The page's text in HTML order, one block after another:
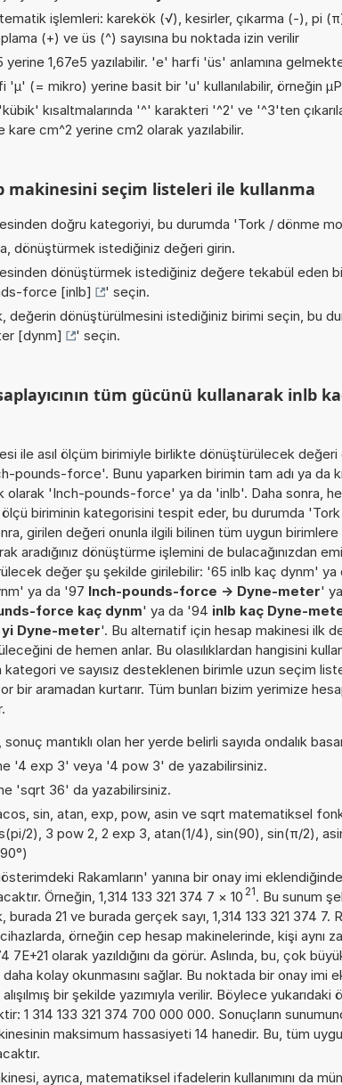
işlemleri: karekök (√), kesirler, çıkarma (-), pi
(+) ve üs (^) sayısına bu noktada izin verilir
yerine 1,67e5 yazılabilir. 'e' harfi 'üs' anlamına
'µ' (= mikro) yerine basit bir 'u' kullanılabilir, örneğin
kısaltmalarında '^' karakteri '^2' ve '^3'ten
kare cm^2 yerine cm2 olarak yazılabilir.
makinesini seçim listeleri ile kullanma
doğru kategoriyi, bu durumda 'Tork / dönme
dönüştürmek istediğiniz değeri girin.
dönüştürmek istediğiniz değere tekabül eden
force [inlb]
' seçin.
değerin dönüştürülmesini istediğiniz birimi seçin, bu
[dynm]
' seçin.
tüm gücünü kullanarak inlb
ile asıl ölçüm birimiyle birlikte dönüştürülecek
pounds-force'. Bunu yaparken birimin tam adı ya da
olarak 'Inch-pounds-force' ya da 'inlb'. Daha sonra,
biriminin kategorisini tespit eder, bu durumda
girilen değeri onunla ilgili bilinen tüm uygun
aradığınız dönüştürme işlemini de bulacağınızdan
değer şu şekilde girilebilir: '65 inlb kaç dynm' ya
ya da '97 Inch-pounds-force -> Dyne-meter'
force kaç dynm' ya da '94 inlb kaç Dyne-
Dyne-meter'. Bu alternatif için hesap makinesi ilk
de hemen anlar. Bu olasılıklardan hangisini
kategori ve sayısız desteklenen birimle uzun seçim
bir aramadan kurtarır. Tüm bunları bizim yerimize
mantıklı olan her yerde belirli sayıda ondalık
'4 exp 3' veya '4 pow 3' de yazabilirsiniz.
'sqrt 36' da yazabilirsiniz.
sin, atan, exp, pow, asin ve sqrt matematiksel
2), 3 pow 2, 2 exp 3, atan(1/4), sin(90), sin(π/2),
Rakamların' yanına bir onay imi
Örneğin, 1,314 133 321 374 7 × 10 21. Bu sunum
burada 21 ve burada gerçek sayı, 1,314 133 321 374 7.
cihazlarda, örneğin cep hesap makinelerinde, kişi aynı
7E+21 olarak yazıldığını da görür. Aslında, bu, çok
daha kolay okunmasını sağlar. Bu noktada bir onay imi
alışılmış bir şekilde yazımıyla verilir. Böylece
1 314 133 321 374 700 000 000. Sonuçların
maksimum hassasiyeti 14 hanedir. Bu, tüm
ayrıca, matematiksel ifadelerin kullanımını da